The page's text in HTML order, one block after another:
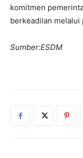
komitmen
berkeadilan melalui
Sumber:ESDM